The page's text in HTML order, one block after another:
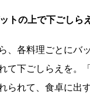
トの上で下ごしらえ
、各料理ごとにバ
て下ごしらえを。
られて、食卓に出